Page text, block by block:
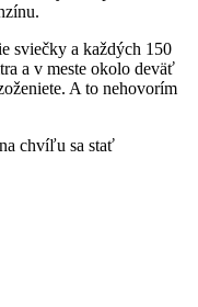
sviečky a každých 150
a v meste okolo deväť
A to nehovorím
chvíľu sa stať